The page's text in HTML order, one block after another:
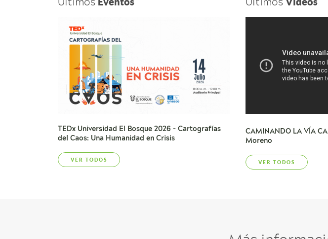
TEDx Universidad El Bosque 2026 - Cartografías
del Caos: Una Humanidad en Crisis
VER TODOS
CAMINANDO LA VÍA
Moreno
VER TODOS